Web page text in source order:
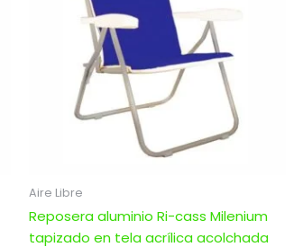
Aire Libre
Reposera aluminio Ri-cass Milenium
tapizado en tela acrílica acolchada